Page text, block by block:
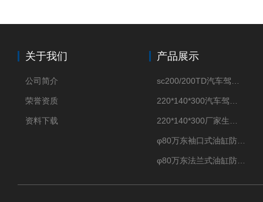
关于我们
公司简介
荣誉资质
资料下载
产品展示